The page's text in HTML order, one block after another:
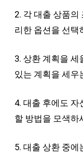
2. 각 대출 상품의
리한 옵션을 선택
3. 상환 계획을
있는 계획을 세우
4. 대출 후에도 자
할 방법을 모색하
5. 대출 상환 중에